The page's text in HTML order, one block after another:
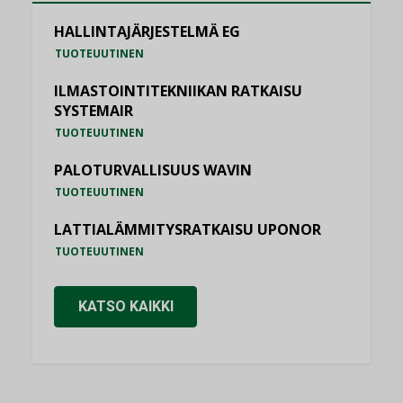
HALLINTAJÄRJESTELMÄ EG
TUOTEUUTINEN
ILMASTOINTITEKNIIKAN RATKAISU
SYSTEMAIR
TUOTEUUTINEN
PALOTURVALLISUUS WAVIN
TUOTEUUTINEN
LATTIALÄMMITYSRATKAISU UPONOR
TUOTEUUTINEN
KATSO KAIKKI